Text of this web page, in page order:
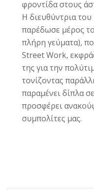
φροντίδα στους
Η διευθύντρια
παρέδωσε μέρος
πλήρη γεύματα),
Street Work,
της για την
τονίζοντας
παραμένει δίπλα
προσφέρει
συμπολίτες μας.